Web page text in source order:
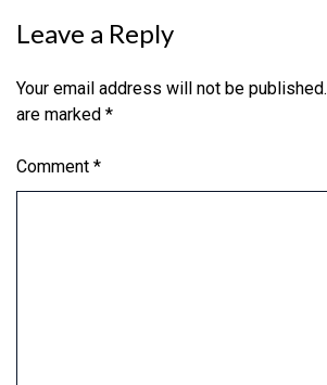
Leave a Reply
Your email address will not be published.
are marked *
Comment *